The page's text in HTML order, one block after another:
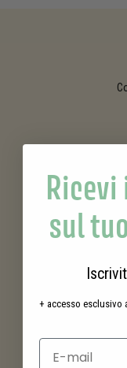
I
Ricevi
sul
+ accesso esclusivo